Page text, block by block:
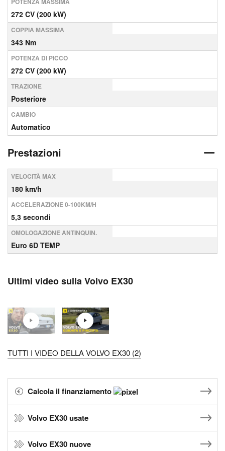
272 CV (200 kW)
COPPIA MASSIMA
343 Nm
POTENZA DI PICCO
272 CV (200 kW)
TRAZIONE
Posteriore
CAMBIO
Automatico
Prestazioni
VELOCITÀ MAX
180 km/h
ACCELERAZIONE 0-100KM/H
5,3 secondi
OMOLOGAZIONE ANTINQUIN.
Euro 6D TEMP
Ultimi video sulla Volvo EX30
TUTTI I VIDEO DELLA VOLVO EX30 (2)
Calcola il finanziamento
Volvo EX30 usate
Volvo EX30 nuove